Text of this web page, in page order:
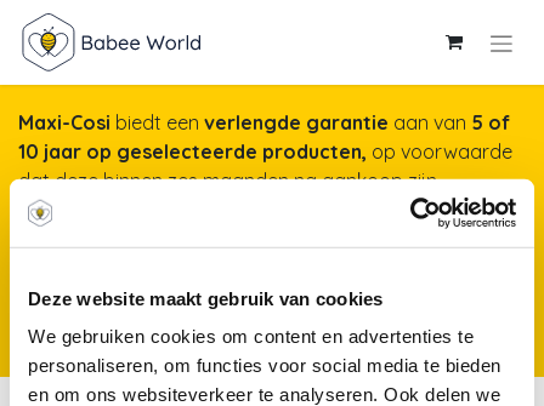
Deze website maakt gebruik van cookies
We gebruiken cookies om content en advertenties te
personaliseren, om functies voor social media te bieden
en om ons websiteverkeer te analyseren. Ook delen we
Maxi-Cosi biedt een verlengde garantie aan van 5 of
10 jaar op geselecteerde producten, op voorwaarde
dat deze binnen zes maanden na aankoop zijn
geregistreerd op onze website. Het duurt maar een
verlengde garantie.